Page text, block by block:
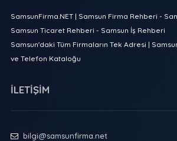
SamsunFirma.NET | Samsun Firma Rehberi -
Samsun Ticaret Rehberi - Samsun İş Rehberi
Samsun'daki Tüm Firmaların Tek Adresi |
ve Telefon Kataloğu
İLETİŞİM
bilgi@samsunfirma.net